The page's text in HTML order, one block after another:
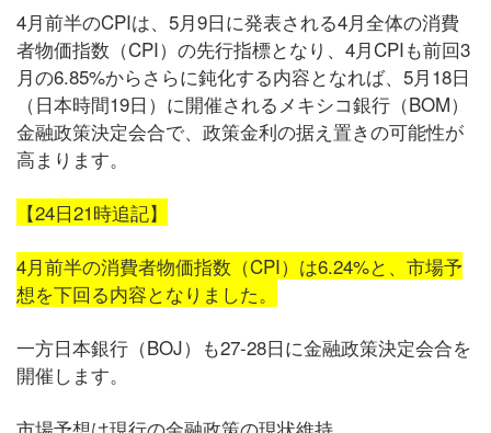
4月前半のCPIは、5月9日に発表される4月全体の消費
者物価指数（CPI）の先行指標となり、4月CPIも前回3
月の6.85%からさらに鈍化する内容となれば、5月18日
（日本時間19日）に開催されるメキシコ銀行（BOM）
金融政策決定会合で、政策金利の据え置きの可能性が
高まります。
【24日21時追記】
4月前半の消費者物価指数（CPI）は6.24%と、市場予
想を下回る内容となりました。
一方日本銀行（BOJ）も27-28日に金融政策決定会合を
開催します。